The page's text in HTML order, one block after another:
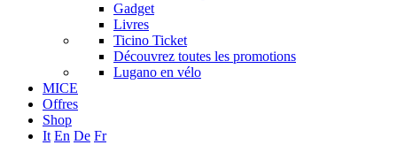
Gadget
Livres
Ticino Ticket
Découvrez toutes les promotions
Lugano en vélo
MICE
Offres
Shop
It En De Fr